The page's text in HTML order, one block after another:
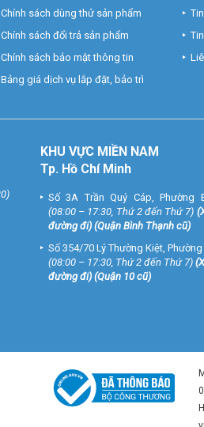
Chính sách dùng thử sản phẩm
Chính sách đổi trả sản phẩm
Chính sách bảo mật thông tin
Bảng giá dịch vụ lắp đặt, bảo trì
KHU VỰC MIỀN NAM
Tp. Hồ Chí Minh
Số 3A Trần Quý Cáp, Phường
(08:00 – 17:30, Thứ 2 đến Thứ 7) (
đường đi) (Quận Bình Thạnh cũ)
Số 354/70 Lý Thường Kiệt,
(08:00 – 17:30, Thứ 2 đến Thứ 7) (
đường đi) (Quận 10 cũ)